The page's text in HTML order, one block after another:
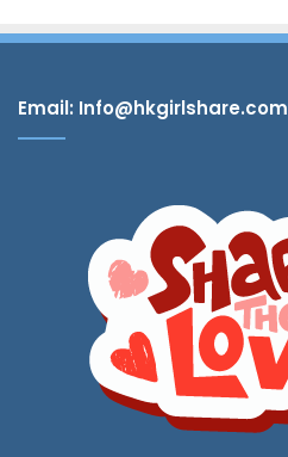
Email: Info@hkgirlshare.com